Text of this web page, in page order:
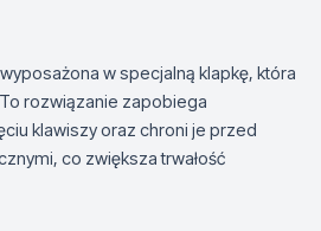
w specjalną klapkę, która
rozwiązanie zapobiega
klawiszy oraz chroni je przed
co zwiększa trwałość